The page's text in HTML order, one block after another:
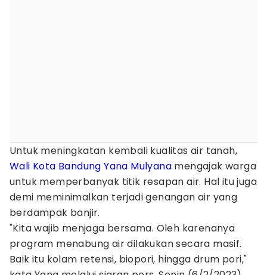
Untuk meningkatan kembali kualitas air tanah,
Wali Kota Bandung Yana Mulyana mengajak warga
untuk memperbanyak titik resapan air. Hal itu juga
demi meminimalkan terjadi genangan air yang
berdampak banjir.
"Kita wajib menjaga bersama. Oleh karenanya
program menabung air dilakukan secara masif.
Baik itu kolam retensi, biopori, hingga drum pori,"